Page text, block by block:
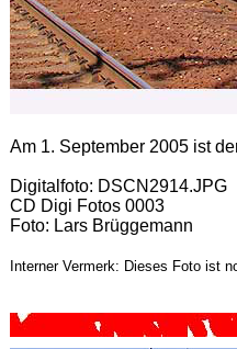
Am 1. September 2005 ist
Digitalfoto: DSCN2914.JPG
CD Digi Fotos 0003
Foto: Lars Brüggemann
Interner Vermerk: Dieses Foto ist